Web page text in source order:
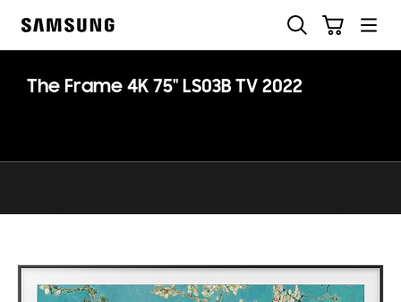
The Frame 4K 75" LS03B TV 2022